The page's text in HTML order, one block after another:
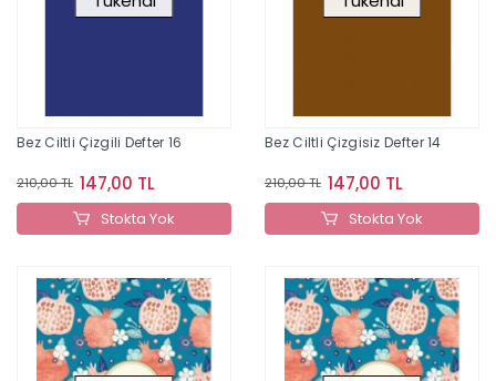
Bez Ciltli Çizgili Defter 16
210,00 TL 147,00 TL
Stokta Yok
Bez Ciltli Çizgisiz Defter 14
210,00 TL 147,00 TL
Stokta Yok